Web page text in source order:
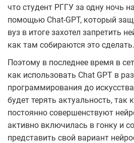
что студент РГГУ за одну ночь
помощью Chat-GPT, который
вуз в итоге захотел запретить
как там собираются это сделать.
Поэтому в последнее время в
как использовать Chat GPT в
программирования до
будет терять актуальность, так
постоянно совершенствуют
активно включилась в гонку и
представить свой вариант